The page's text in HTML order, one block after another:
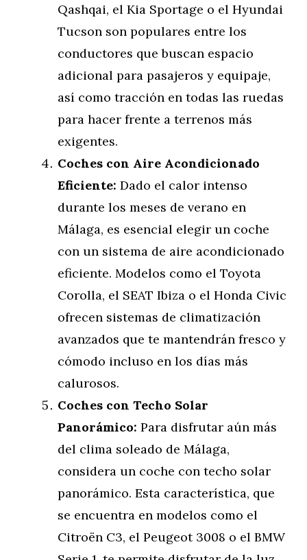
Qashqai, el Kia Sportage o el Hyundai
Tucson son populares entre los
conductores que buscan espacio
adicional para pasajeros y equipaje,
así como tracción en todas las ruedas
para hacer frente a terrenos más
exigentes.
Coches con Aire Acondicionado
Eficiente: Dado el calor intenso
durante los meses de verano en
Málaga, es esencial elegir un coche
con un sistema de aire acondicionado
eficiente. Modelos como el Toyota
Corolla, el SEAT Ibiza o el Honda Civic
ofrecen sistemas de climatización
avanzados que te mantendrán fresco y
cómodo incluso en los días más
calurosos.
Coches con Techo Solar
Panorámico: Para disfrutar aún más
del clima soleado de Málaga,
considera un coche con techo solar
panorámico. Esta característica, que
se encuentra en modelos como el
Citroën C3, el Peugeot 3008 o el BMW